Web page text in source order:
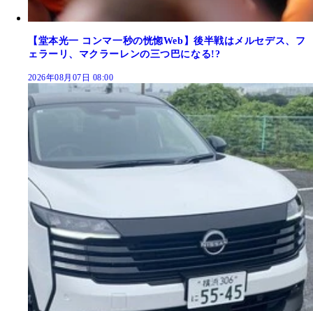
【堂本光一 コンマ一秒の恍惚Web】後半戦はメルセデス、フ
ェラーリ、マクラーレンの三つ巴になる!?
2026年08月07日 08:00